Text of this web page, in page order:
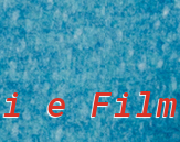
e Film